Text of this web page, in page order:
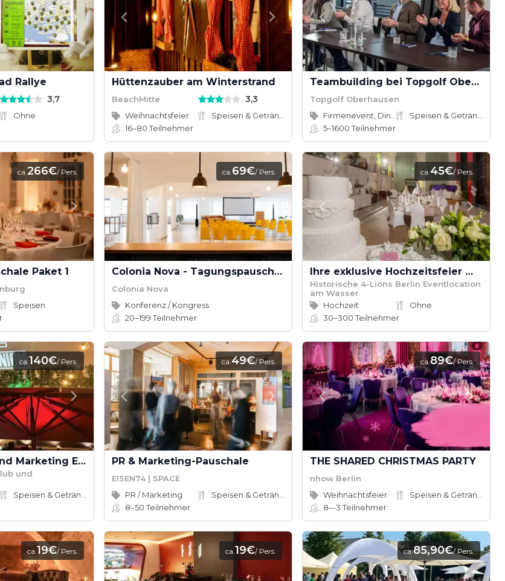
Rallye
3,7
Ohne
Hüttenzauber am Winterstrand
BeachMitte 3,3
Weihnachtsfeier
16–80Teilnehmer
Teambuilding bei Topgolf Oberhausen
Topgolf Oberhausen
5–1600Teilnehmer
ca.266€/ Pers.
Paket 1
Speisen
ca.69€/ Pers.
Colonia Nova - Tagungspauschale
Colonia Nova
Konferenz / Kongress
20–199Teilnehmer
ca.45€/ Pers.
Ihre exklusive Hochzeitsfeier mit Aperitivo Empfang am Wasser
Historische 4-Lions Berlin Eventlocation
am Wasser
Hochzeit
Ohne
30–300Teilnehmer
ca.140€/ Pers.
WEEKEND - PR und Marketing Event
und
ca.49€/ Pers.
PR & Marketing-Pauschale
EISEN74 | SPACE
PR / Marketing
8–50Teilnehmer
ca.89€/ Pers.
THE SHARED CHRISTMAS PARTY
nhow Berlin
Weihnachtsfeier
8–-3Teilnehmer
ca.19€/ Pers. ca.19€/ Pers. ca.85,90€/ Pers.